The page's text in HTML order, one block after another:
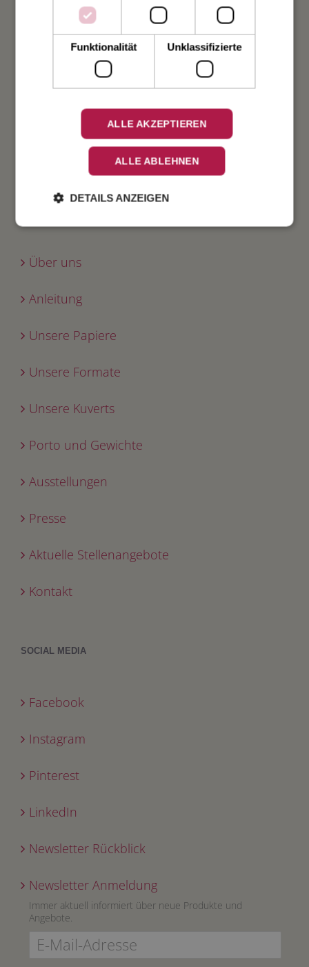
Geburtstag
Über uns
Anleitung
Unsere Papiere
Unsere Formate
Unsere Kuverts
Porto und Gewichte
Ausstellungen
Presse
Aktuelle Stellenangebote
Kontakt
SOCIAL MEDIA
Facebook
Instagram
Pinterest
LinkedIn
Newsletter Rückblick
Newsletter Anmeldung
Immer aktuell informiert über neue Produkte und
Angebote.
Funktionalität Unklassifizierte
ALLE AKZEPTIEREN
ALLE ABLEHNEN
DETAILS ANZEIGEN